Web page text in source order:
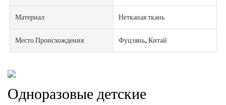
Материал Нетканая ткань
Место Происхождения Фуцзянь, Китай
Одноразовые детские